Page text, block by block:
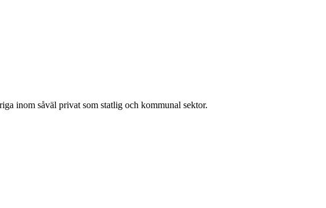
inom såväl privat som statlig och kommunal sektor.